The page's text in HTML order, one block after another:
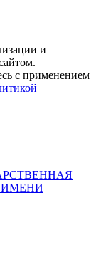
и
с применением
ИМЕНИ